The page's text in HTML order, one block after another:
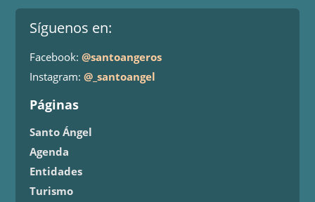
Síguenos en:
Facebook:@santoangeros
Instagram:@_santoangel
Páginas
Santo Ángel
Agenda
Entidades
Turismo